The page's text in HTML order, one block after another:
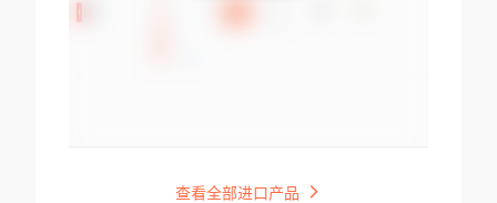
查看全部进口产品